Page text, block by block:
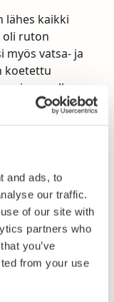
and ads, to
our traffic.
of our site with
partners who
you’ve
from your use
lähes kaikki
oli ruton
myös vatsa- ja
koetettu
avulla.
lehtiä ja
täyteiset ja
kannoilla.
ollut
joskaan sitä ei
esimerkiksi
ja
maustetaan